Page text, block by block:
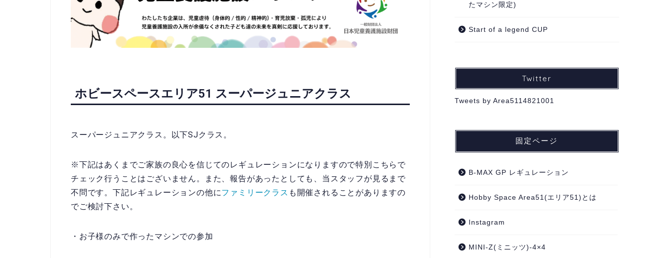
ホビースペースエリア51 スーパージュニアクラス
スーパージュニアクラス。以下SJクラス。
※下記はあくまでご家族の良心を信じてのレギュレーションになりますので特別こちらで
チェック行うことはございません。
また、報告があったとしても、当スタッフが見るまで
不問です。下記レギュレーションの他にファミリークラス も開催されることがありますの
でご検討下さい。
・お子様のみで作ったマシンでの参加
たマシン限定)
Start of a legend CUP
Twitter
Tweets by Area5114821001
固定ページ
B-MAX GP レギュレーション
Hobby Space Area51(エリア51)とは
Instagram
MINI-Z(ミニッツ)-4×4